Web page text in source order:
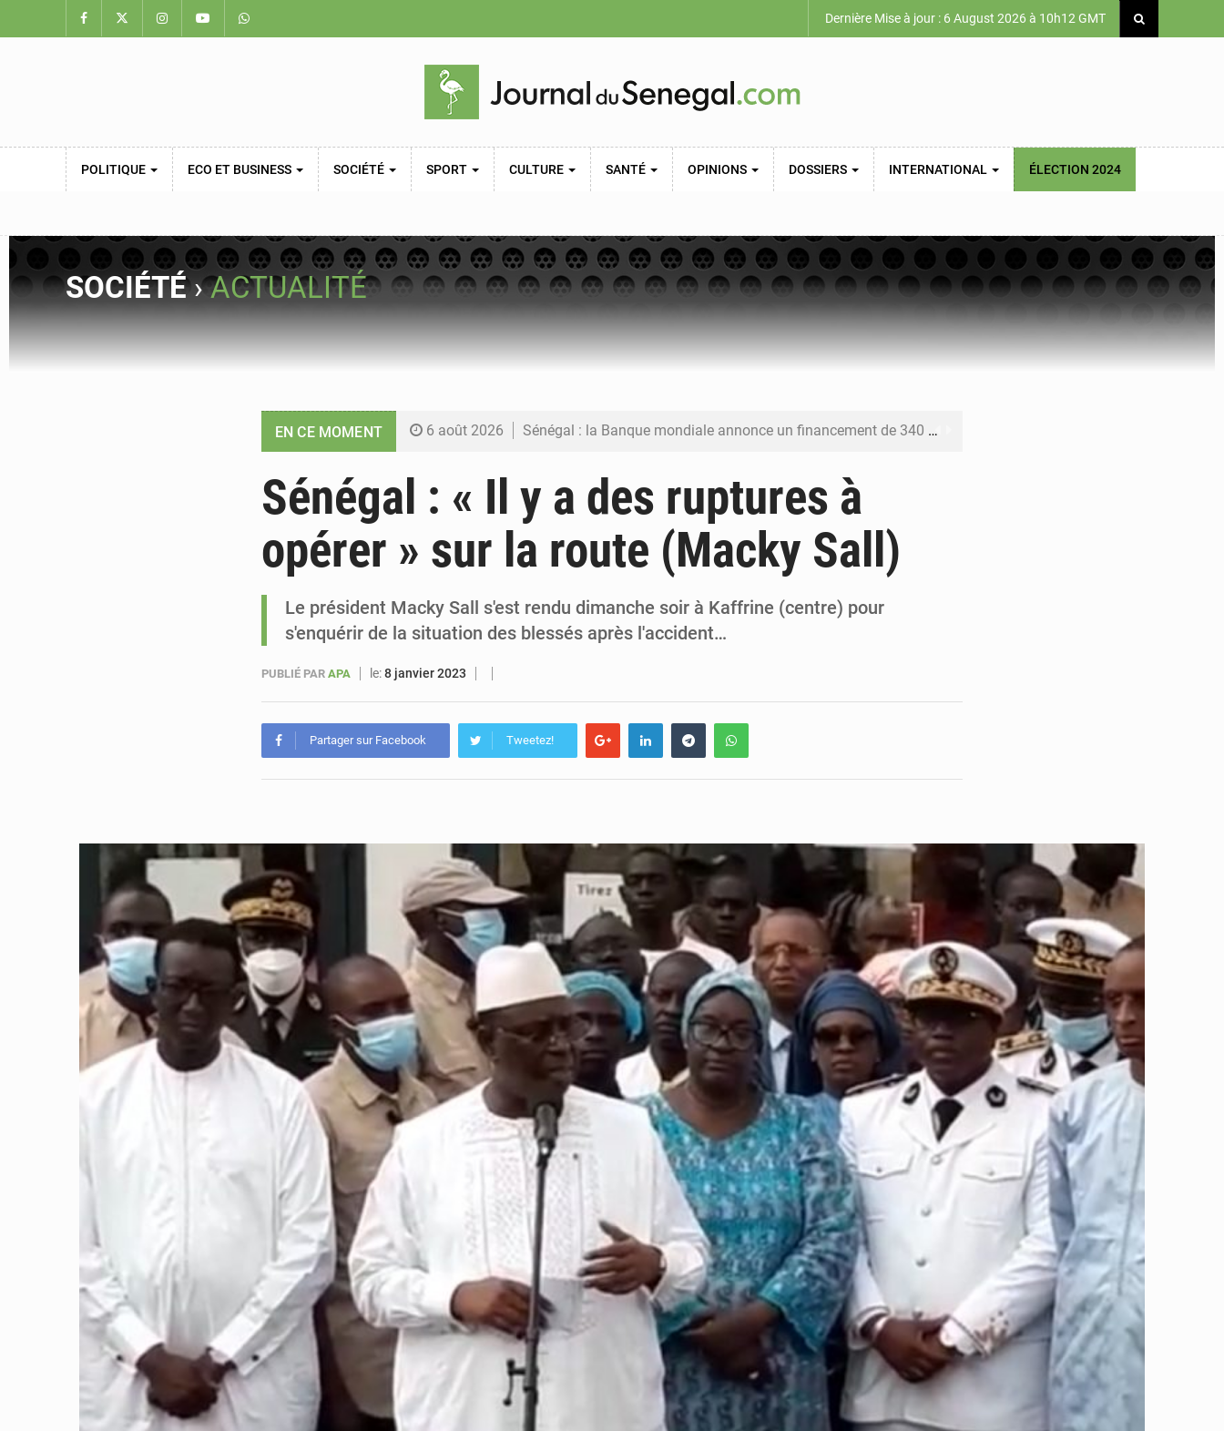
Dernière Mise à jour : 6 August 2026 à 10h12 GMT
POLITIQUE ECO ET BUSINESS SOCIÉTÉ SPORT CULTURE SANTÉ OPINIONS DOSSIERS INTERNATIONAL ÉLECTION 2024
SOCIÉTÉ›ACTUALITÉ
EN CE MOMENT 6 août 2026 Sénégal : la Banque mondiale annonce un financement de 340 milliards FCFA pour soutenir les priorités de la Vision Sénégal 2050
5 août 2026 Sénégal : les subventions à l’énergie bondissent à 729 milliards FCFA pour contenir les prix des carburants et de l’électricité
5 août 2026 Sénégal : le niveau du fleuve Sénégal poursuit sa montée à Podor, les autorités appellent à la vigilance
Sénégal : « Il y a des ruptures à
opérer » sur la route (Macky Sall)
Le président Macky Sall s'est rendu dimanche soir à Kaffrine (centre) pour
s'enquérir de la situation des blessés après l'accident…
PUBLIÉ PAR APA le:8 janvier 2023
Partager sur Facebook Tweetez!